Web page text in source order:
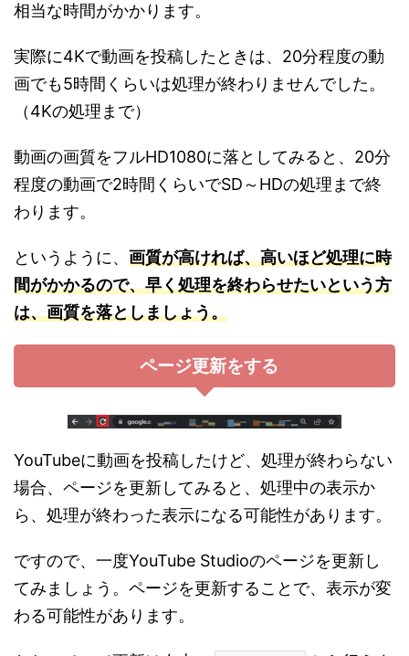
相当な時間がかかります。
実際に4Kで動画を投稿したときは、20分程度の動
画でも5時間くらいは処理が終わりませんでした。
（4Kの処理まで）
動画の画質をフルHD1080に落としてみると、20分
程度の動画で2時間くらいでSD～HDの処理まで終
わります。
というように、 画質が高ければ、高いほど処理に時
間がかかるので、早く処理を終わらせたいという方
は、画質を落としましょう。
ページ更新をする
YouTubeに動画を投稿したけど、処理が終わらない
場合、ページを更新してみると、処理中の表示か
ら、処理が終わった表示になる可能性があります。
ですので、一度YouTube Studioのページを更新し
てみましょう。ページを更新することで、表示が変
わる可能性があります。